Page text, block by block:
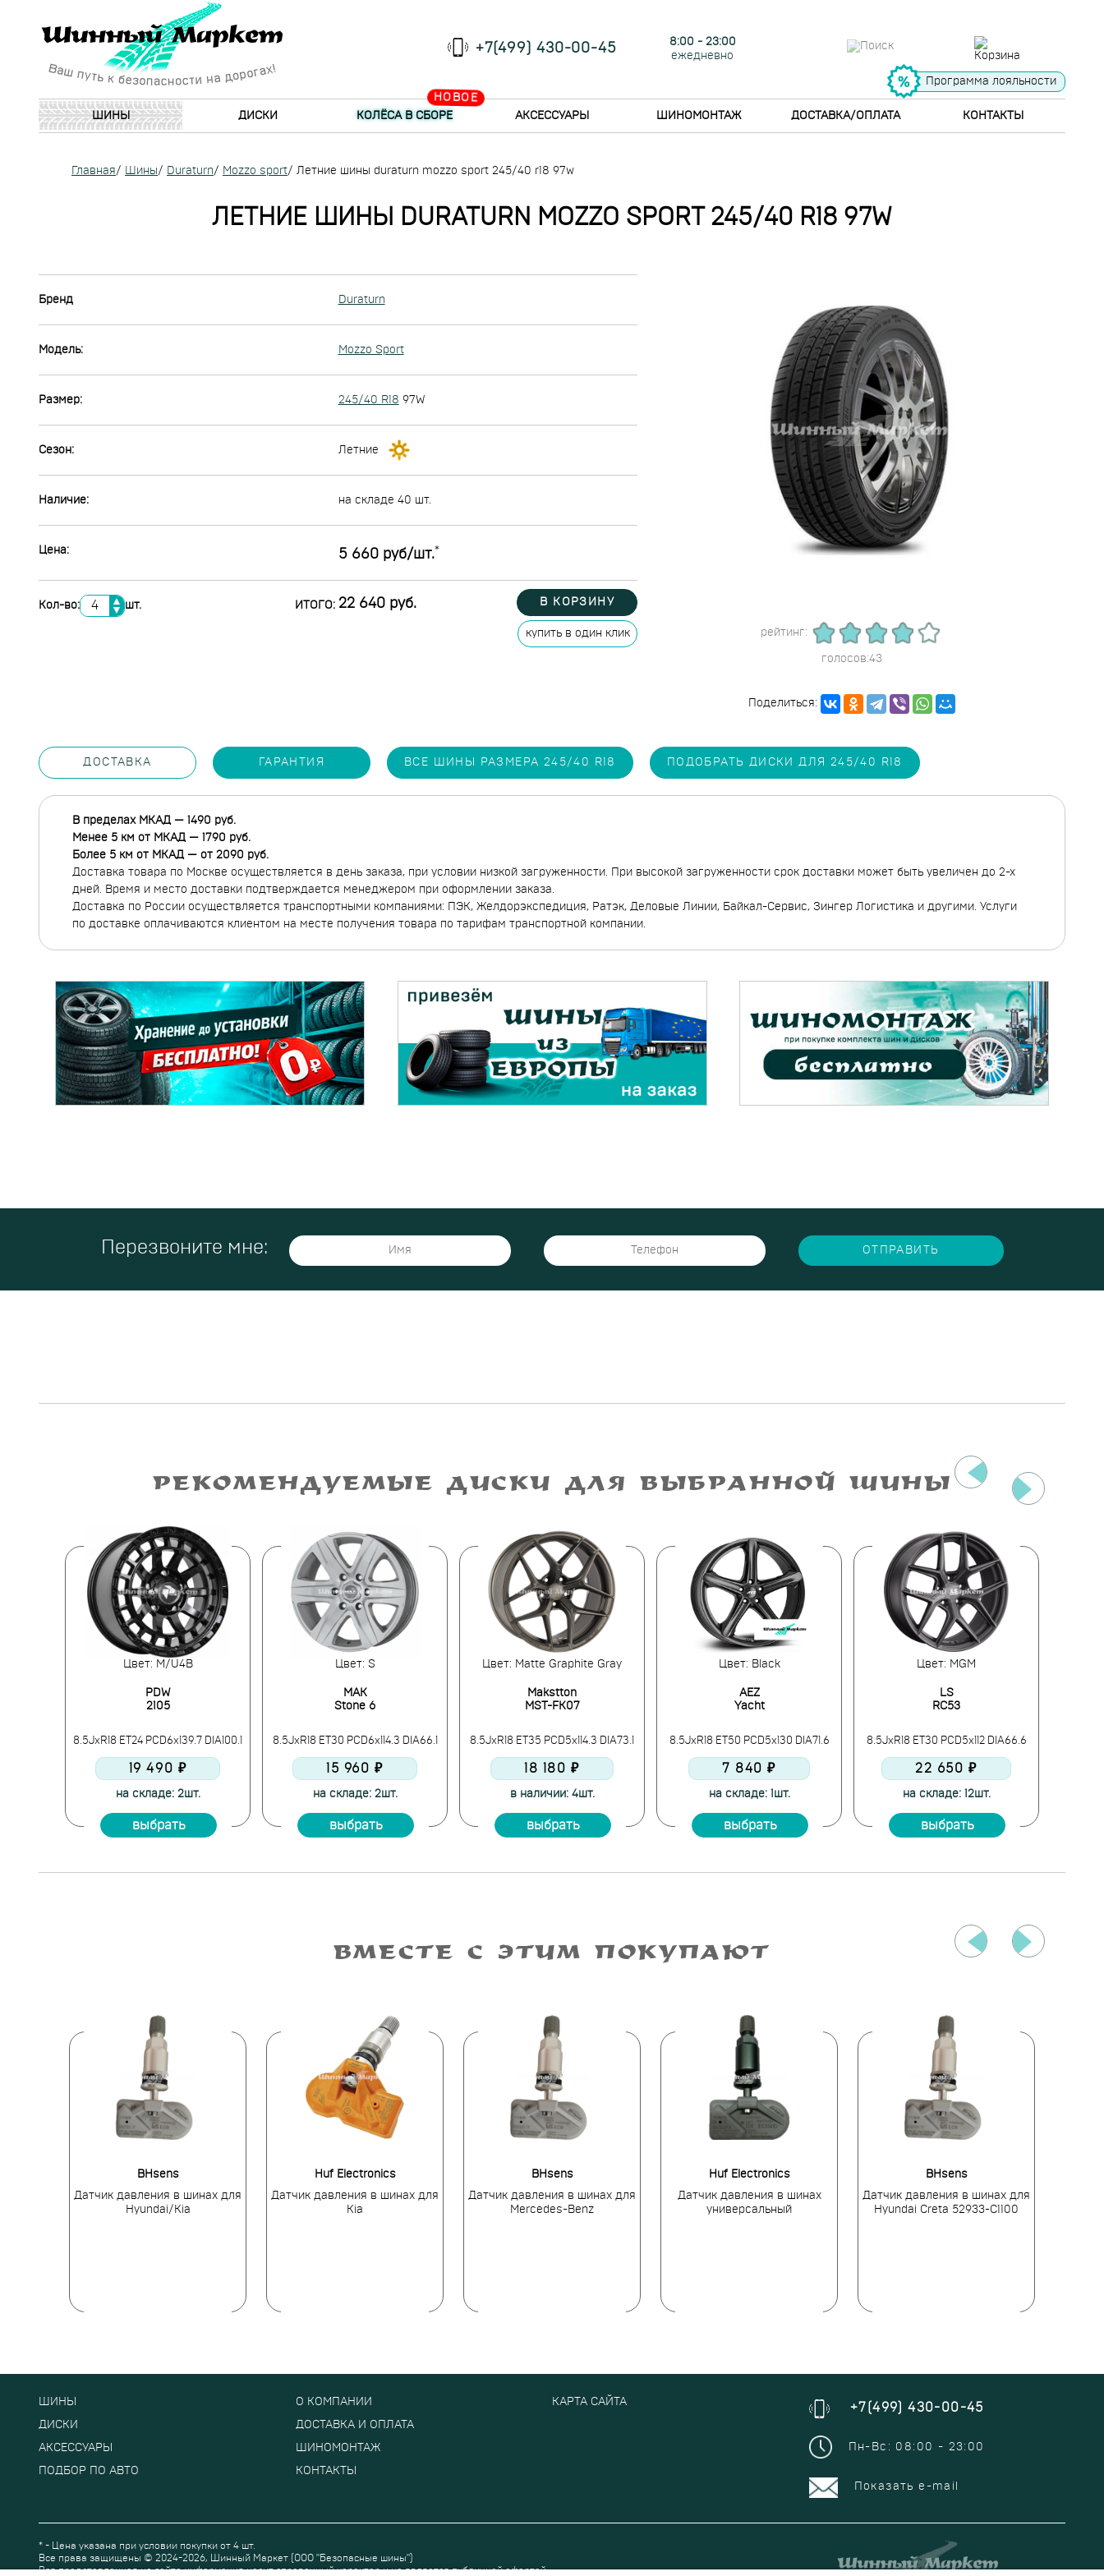
+7(499) 430-00-45
8:00 - 23:00
ежедневно
Программа лояльности
ШИНЫ ДИСКИ
НОВОЕ
КОЛЁСА В СБОРЕ АКСЕССУАРЫ ШИНОМОНТАЖ ДОСТАВКА/ОПЛАТА КОНТАКТЫ
Главная/ Шины/ Duraturn/ Mozzo sport/ Летние шины duraturn mozzo sport 245/40 r18 97w
ЛЕТНИЕ ШИНЫ DURATURN MOZZO SPORT 245/40 R18 97W
рейтинг:
голосов:43
Поделиться:
Бренд Duraturn
Модель: Mozzo Sport
Размер: 245/40 R18 97W
Сезон: Летние
Наличие: на складе 40 шт.
Цена: 5 660 руб/шт.*
Кол-во: ▲
▼ шт. ИТОГО: 22 640 руб. В КОРЗИНУ
купить в один клик
ДОСТАВКА ГАРАНТИЯ ВСЕ ШИНЫ РАЗМЕРА 245/40 R18 ПОДОБРАТЬ ДИСКИ ДЛЯ 245/40 R18
В пределах МКАД — 1490 руб.
Менее 5 км от МКАД — 1790 руб.
Более 5 км от МКАД — от 2090 руб.
Доставка товара по Москве осуществляется в день заказа, при условии низкой загруженности. При высокой загруженности срок доставки может быть увеличен до 2-х
дней. Время и место доставки подтверждается менеджером при оформлении заказа.
Доставка по России осуществляется транспортными компаниями: ПЭК, Желдорэкспедиция, Ратэк, Деловые Линии, Байкал-Сервис, Зингер Логистика и другими. Услуги
по доставке оплачиваются клиентом на месте получения товара по тарифам транспортной компании.
Перезвоните мне: ОТПРАВИТЬ
РЕКОМЕНДУЕМЫЕ ДИСКИ ДЛЯ ВЫБРАННОЙ ШИНЫ
Цвет: M/U4B
PDW
2105
8.5JxR18 ET24 PCD6x139.7 DIA100.1
19 490 ₽
на складе: 2шт.
выбрать
Цвет: S
MAK
Stone 6
8.5JxR18 ET30 PCD6x114.3 DIA66.1
15 960 ₽
на складе: 2шт.
выбрать
Цвет: Matte Graphite Gray
Makstton
MST-FK07
8.5JxR18 ET35 PCD5x114.3 DIA73.1
18 180 ₽
в наличии: 4шт.
выбрать
Цвет: Black
AEZ
Yacht
8.5JxR18 ET50 PCD5x130 DIA71.6
7 840 ₽
на складе: 1шт.
выбрать
Цвет: MGM
LS
RC53
8.5JxR18 ET30 PCD5x112 DIA66.6
22 650 ₽
на складе: 12шт.
выбрать
ВМЕСТЕ С ЭТИМ ПОКУПАЮТ
BHsens
Датчик давления в шинах для
Hyundai/Kia
Huf Electronics
Датчик давления в шинах для
Kia
BHsens
Датчик давления в шинах для
Mercedes-Benz
Huf Electronics
Датчик давления в шинах
универсальный
BHsens
Датчик давления в шинах для
Hyundai Creta 52933-C1100
ШИНЫ
ДИСКИ
АКСЕССУАРЫ
ПОДБОР ПО АВТО
О КОМПАНИИ
ДОСТАВКА И ОПЛАТА
ШИНОМОНТАЖ
КОНТАКТЫ
КАРТА САЙТА +7(499) 430-00-45
Пн-Вс: 08:00 - 23:00
Показать e-mail
* - Цена указана при условии покупки от 4 шт.
Все права защищены © 2024-2026,
Шинный Маркет (ООО "Безопасные шины")
Вся представленная на сайте информация носит справочный характер и не является публичной офертой.